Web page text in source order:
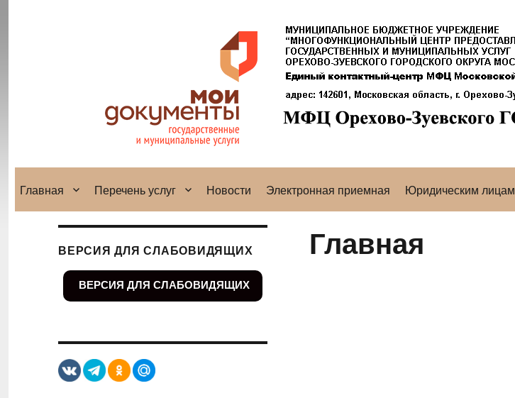
Главная Перечень услуг Новости Электронная приемная Юридическим лицам
Главная
ВЕРСИЯ ДЛЯ СЛАБОВИДЯЩИХ
ВЕРСИЯ ДЛЯ СЛАБОВИДЯЩИХ